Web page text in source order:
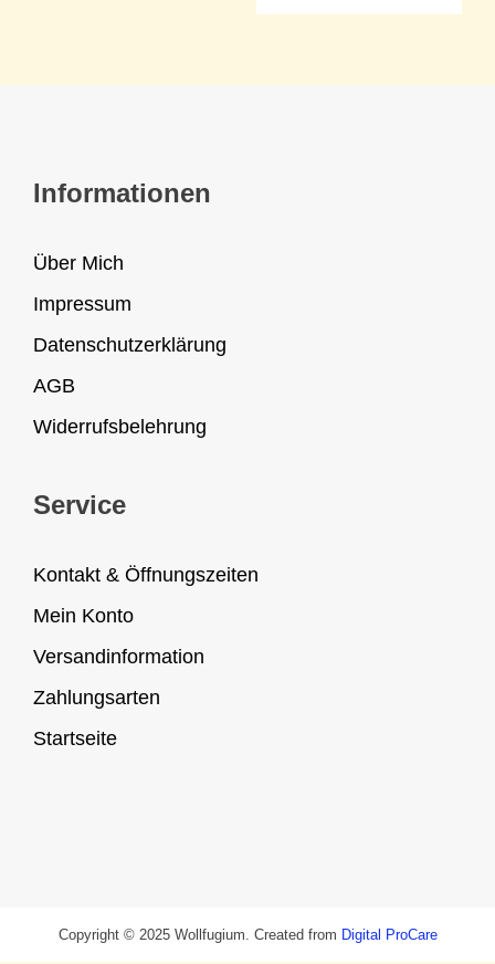
Informationen
Über Mich
Impressum
Datenschutzerklärung
AGB
Widerrufsbelehrung
Service
Kontakt & Öffnungszeiten
Mein Konto
Versandinformation
Zahlungsarten
Startseite
Copyright © 2025 Wollfugium. Created from Digital ProCare